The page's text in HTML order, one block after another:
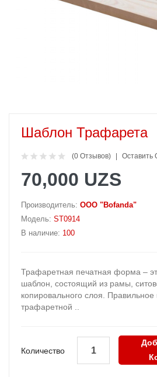
Шаблон Трафарета
(0 Отзывов) Оставить
70,000 UZS
Производитель: OOO "Bofanda"
Модель: ST0914
В наличие: 100
Трафаретная печатная форма –
шаблон, состоящий из рамы,
копировального слоя. Правильное
трафаретной ..
Количество